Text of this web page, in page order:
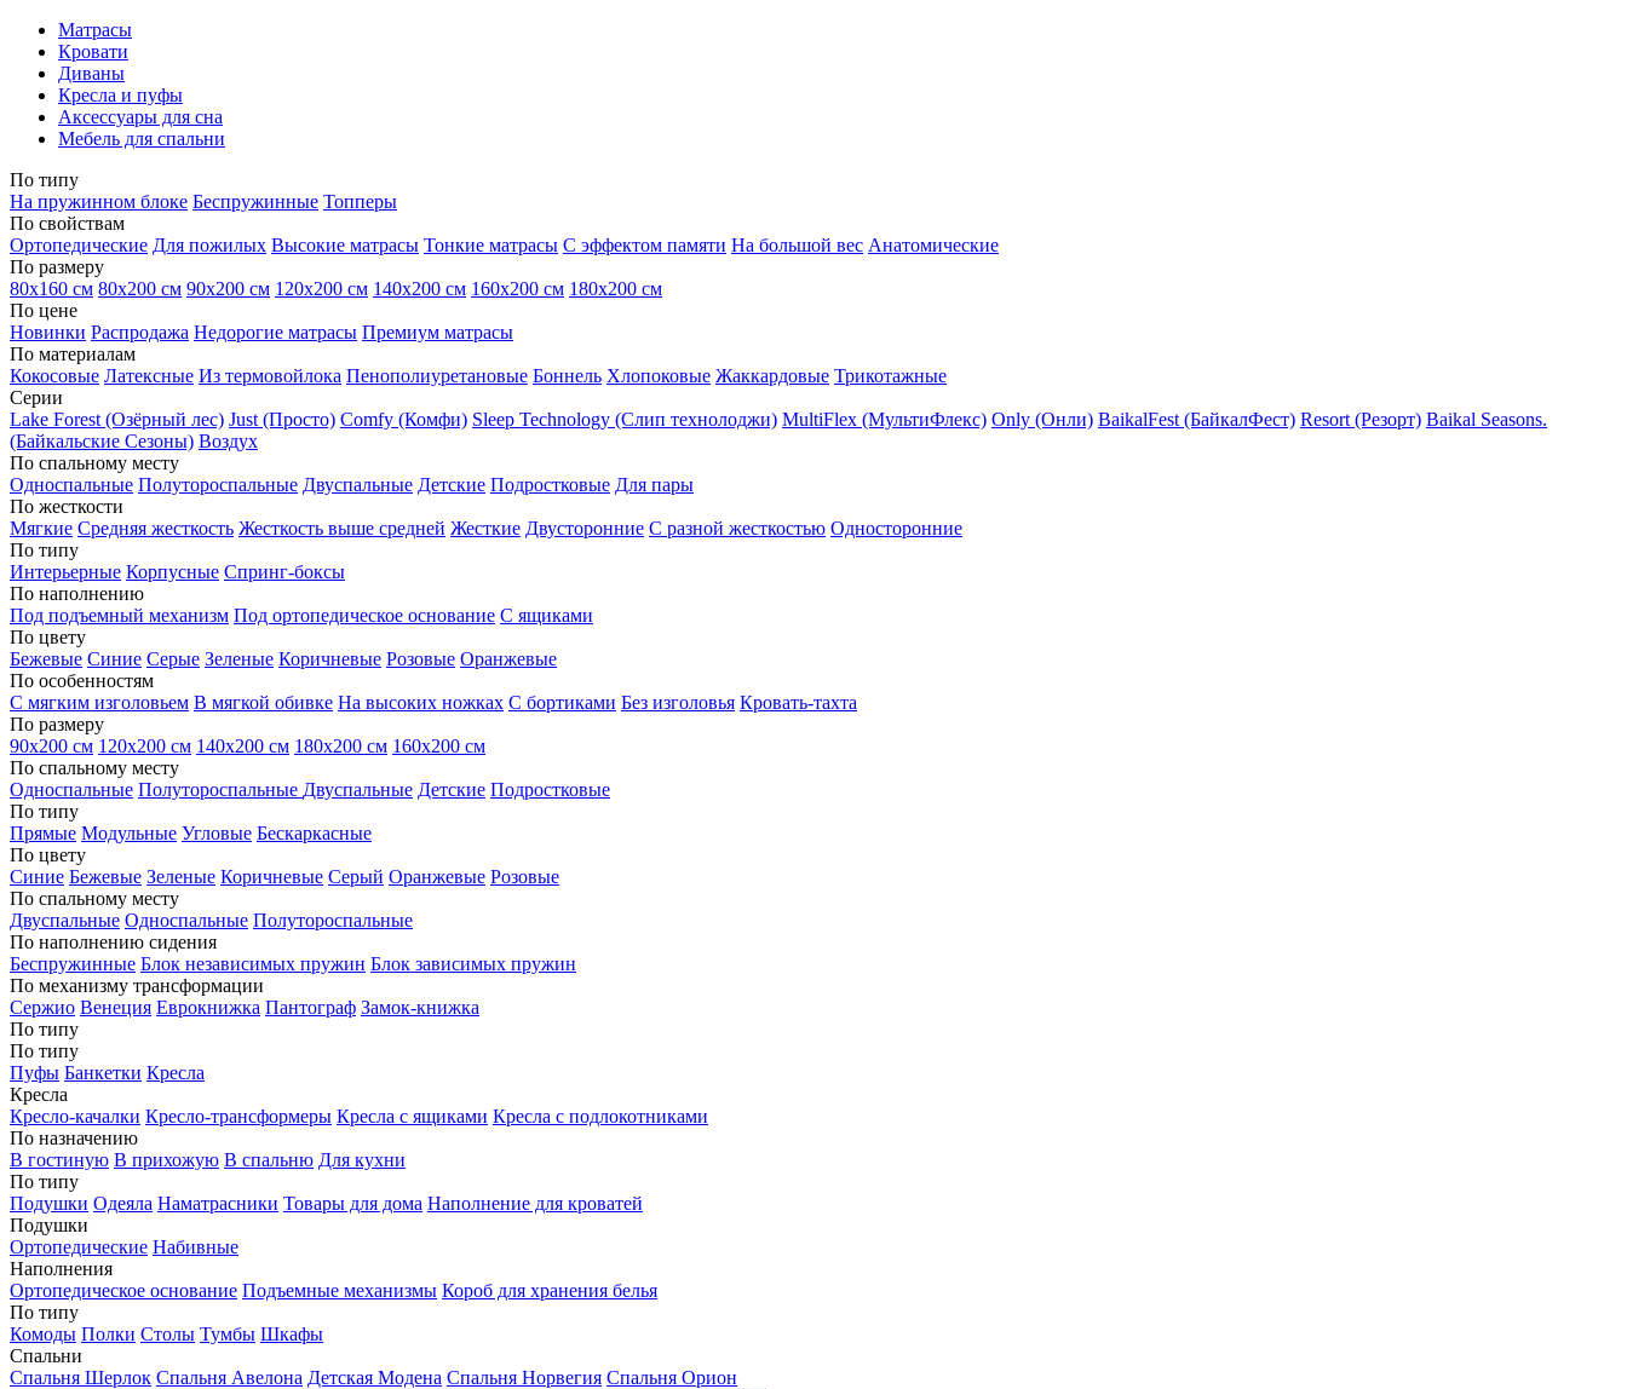
Матрасы
Кровати
Диваны
Кресла и пуфы
Аксессуары для сна
Мебель для спальни
По типу
На пружинном блоке Беспружинные Топперы
По свойствам
Ортопедические Для пожилых Высокие матрасы Тонкие матрасы С эффектом памяти На большой вес Анатомические
По размеру
80х160 см 80х200 см 90х200 см 120х200 см 140х200 см 160х200 см 180х200 см
По цене
Новинки Распродажа Недорогие матрасы Премиум матрасы
По материалам
Кокосовые Латексные Из термовойлока Пенополиуретановые Боннель Хлопоковые Жаккардовые Трикотажные
Серии
Lake Forest (Озёрный лес) Just (Просто) Comfy (Комфи) Sleep Technology (Слип технолоджи) MultiFlex (МультиФлекс) Only (Онли) BaikalFest (БайкалФест) Resort (Резорт) Baikal Seasons.
(Байкальские Сезоны) Воздух
По спальному месту
Односпальные Полутороспальные Двуспальные Детские Подростковые Для пары
По жесткости
Мягкие Средняя жесткость Жесткость выше средней Жесткие Двусторонние С разной жесткостью Односторонние
По типу
Интерьерные Корпусные Спринг-боксы
По наполнению
Под подъемный механизм Под ортопедическое основание С ящиками
По цвету
Бежевые Синие Серые Зеленые Коричневые Розовые Оранжевые
По особенностям
С мягким изголовьем В мягкой обивке На высоких ножках С бортиками Без изголовья Кровать-тахта
По размеру
90х200 см 120х200 см 140х200 см 180х200 см 160х200 см
По спальному месту
Односпальные Полутороспальные Двуспальные Детские Подростковые
По типу
Прямые Модульные Угловые Бескаркасные
По цвету
Синие Бежевые Зеленые Коричневые Серый Оранжевые Розовые
По спальному месту
Двуспальные Односпальные Полутороспальные
По наполнению сидения
Беспружинные Блок независимых пружин Блок зависимых пружин
По механизму трансформации
Сержио Венеция Еврокнижка Пантограф Замок-книжка
По типу
По типу
Пуфы Банкетки Кресла
Кресла
Кресло-качалки Кресло-трансформеры Кресла с ящиками Кресла с подлокотниками
По назначению
В гостиную В прихожую В спальню Для кухни
По типу
Подушки Одеяла Наматрасники Товары для дома Наполнение для кроватей
Подушки
Ортопедические Набивные
Наполнения
Ортопедическое основание Подъемные механизмы Короб для хранения белья
По типу
Комоды Полки Столы Тумбы Шкафы
Спальни
Спальня Шерлок Спальня Авелона Детская Модена Спальня Норвегия Спальня Орион